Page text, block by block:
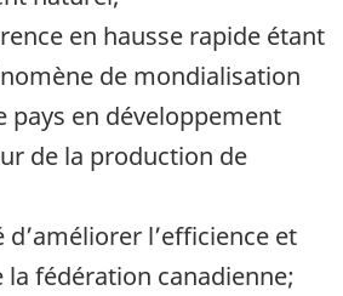
en hausse rapide étant
de mondialisation
pays en développement
de la production de
d’améliorer l’efficience et
la fédération canadienne;